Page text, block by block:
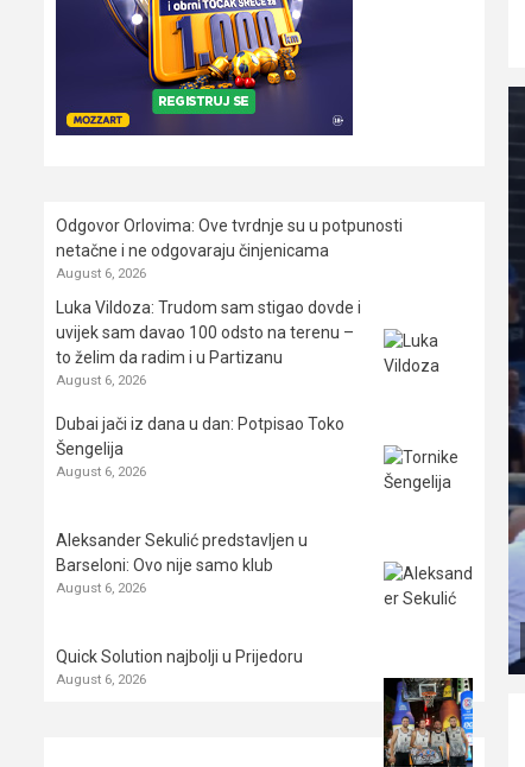
Odgovor Orlovima: ​Ove tvrdnje su u potpunosti
netačne i ne odgovaraju činjenicama
August 6, 2026
Luka Vildoza: Trudom sam stigao dovde i
uvijek sam davao 100 odsto na terenu –
to želim da radim i u Partizanu
August 6, 2026
Dubai jači iz dana u dan: Potpisao Toko
Šengelija
August 6, 2026
Aleksander Sekulić predstavljen u
Barseloni: Ovo nije samo klub
August 6, 2026
Quick Solution najbolji u Prijedoru
August 6, 2026